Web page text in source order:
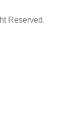
Reserved.